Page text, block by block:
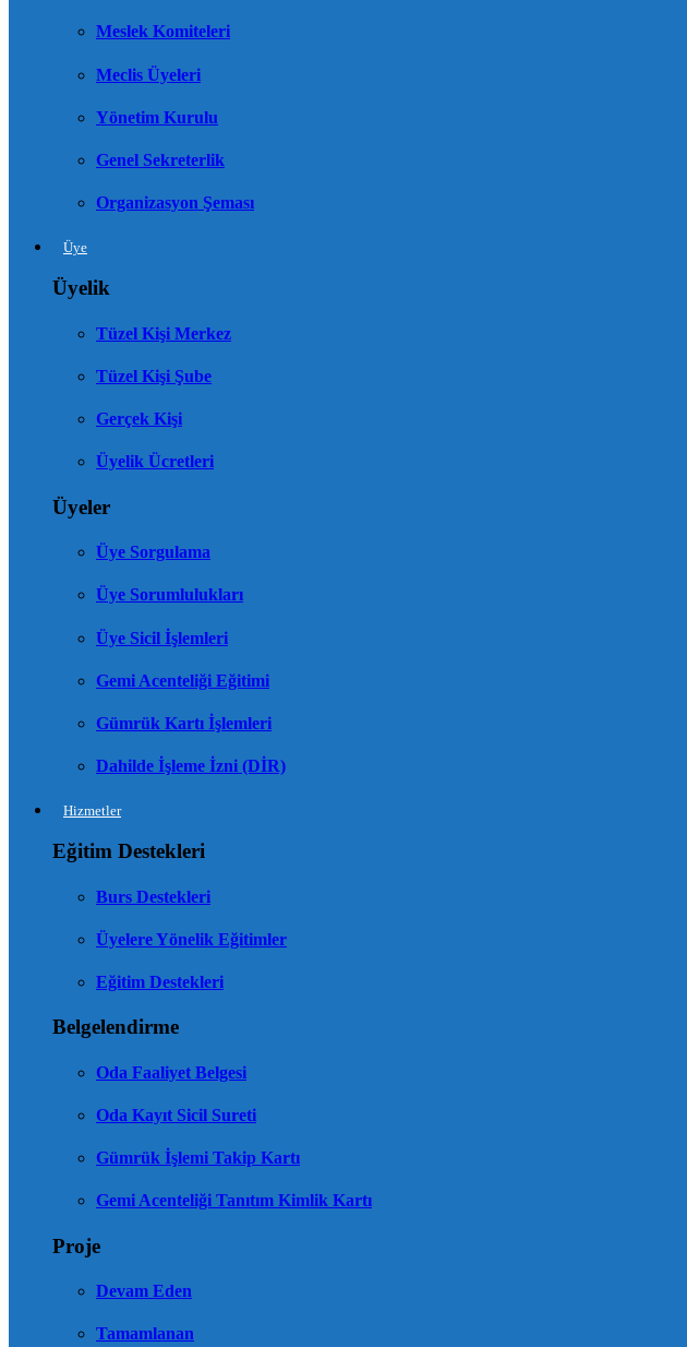
Meslek Komiteleri
Meclis Üyeleri
Yönetim Kurulu
Genel Sekreterlik
Organizasyon Şeması
Üye
Üyelik
Tüzel Kişi Merkez
Tüzel Kişi Şube
Gerçek Kişi
Üyelik Ücretleri
Üyeler
Üye Sorgulama
Üye Sorumlulukları
Üye Sicil İşlemleri
Gemi Acenteliği Eğitimi
Gümrük Kartı İşlemleri
Dahilde İşleme İzni (DİR)
Hizmetler
Eğitim Destekleri
Burs Destekleri
Üyelere Yönelik Eğitimler
Eğitim Destekleri
Belgelendirme
Oda Faaliyet Belgesi
Oda Kayıt Sicil Sureti
Gümrük İşlemi Takip Kartı
Gemi Acenteliği Tanıtım Kimlik Kartı
Proje
Devam Eden
Tamamlanan